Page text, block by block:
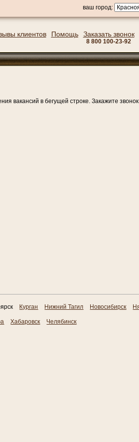
ваш город:
клиентов Помощь Заказать звонок
8 800 100-23-92
вакансий в бегущей строке. Закажите
Курган Нижний Тагил Новосибирск
Хабаровск Челябинск